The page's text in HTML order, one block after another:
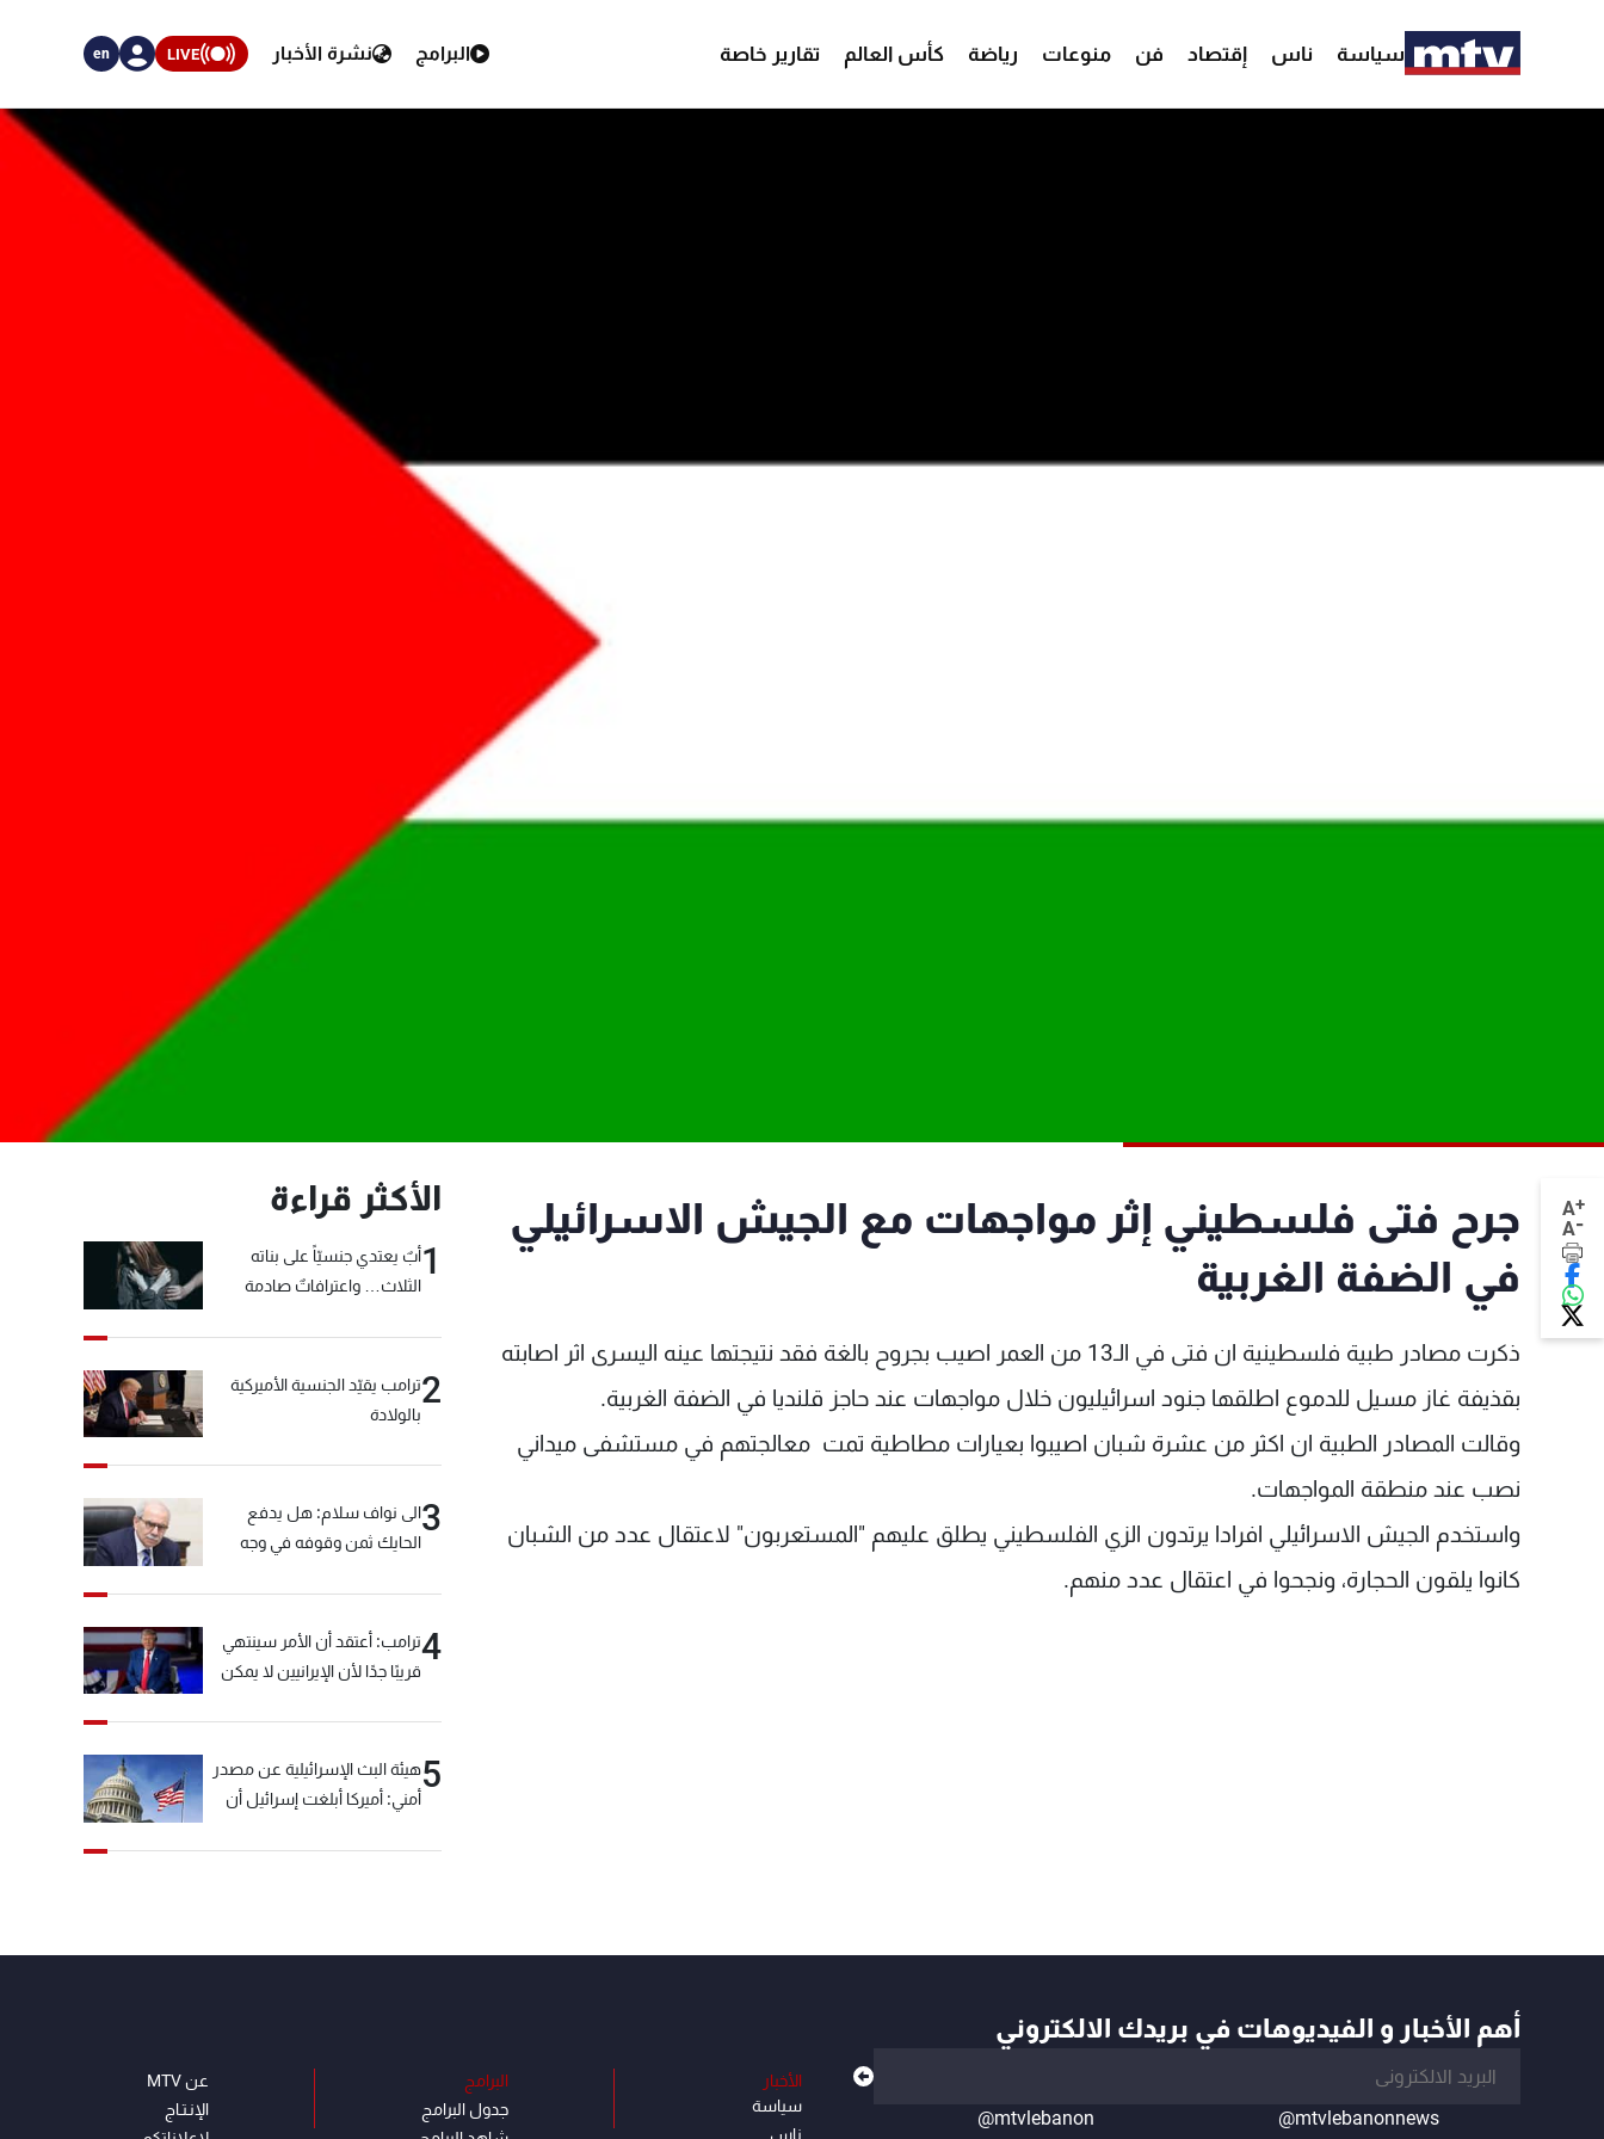
سياسة ناس إقتصاد فن منوعات رياضة كأس العالم تقارير خاصة البرامج نشرة الأخبار LIVE
en
A+
A-
جرح فتى فلسطيني إثر مواجهات مع الجيش الاسرائيلي
في الضفة الغربية
ذكرت مصادر طبية فلسطينية ان فتى في الـ13 من العمر اصيب بجروح بالغة فقد نتيجتها عينه اليسرى اثر اصابته
بقذيفة غاز مسيل للدموع اطلقها جنود اسرائيليون خلال مواجهات عند حاجز قلنديا في الضفة الغربية.
وقالت المصادر الطبية ان اكثر من عشرة شبان اصيبوا بعيارات مطاطية تمت معالجتهم في مستشفى ميداني
نصب عند منطقة المواجهات.
واستخدم الجيش الاسرائيلي افرادا يرتدون الزي الفلسطيني يطلق عليهم "المستعربون" لاعتقال عدد من الشبان
كانوا يلقون الحجارة، ونجحوا في اعتقال عدد منهم.
الأكثر قراءة
1أبٌ يعتدي جنسيّاً على بناته
الثلاث… واعترافاتٌ صادمة
2ترامب يقيّد الجنسية الأميركية
بالولادة
3الى نواف سلام: هل يدفع
الحايك ثمن وقوفه في وجه
4ترامب: أعتقد أن الأمر سينتهي
قريبًا جدًا لأن الإيرانيين لا يمكن
5هيئة البث الإسرائيلية عن مصدر
أمني: أميركا أبلغت إسرائيل أن
أهم الأخبار و الفيديوهات في بريدك الالكتروني
@mtvlebanonnews
@mtvlebanon
الأخبار
سياسة
ناس
البرامج
جدول البرامج
عن MTV
الإنـتـاج